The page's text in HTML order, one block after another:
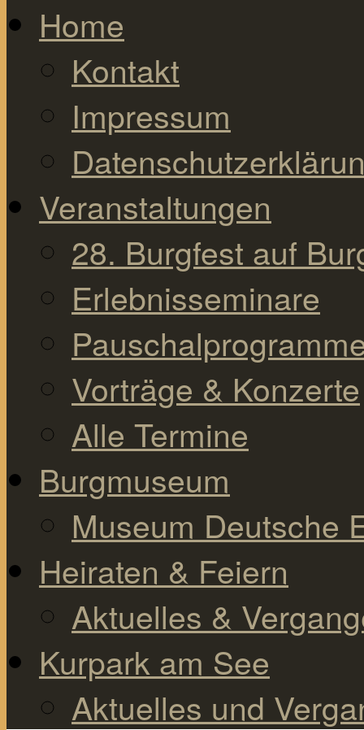
Home
Kontakt
Impressum
Veranstaltungen
28. Burgfest auf
Erlebnisseminare
Vorträge & Konzerte
Alle Termine
Burgmuseum
Museum Deutsche
Heiraten & Feiern
Aktuelles &
Kurpark am See
Aktuelles und